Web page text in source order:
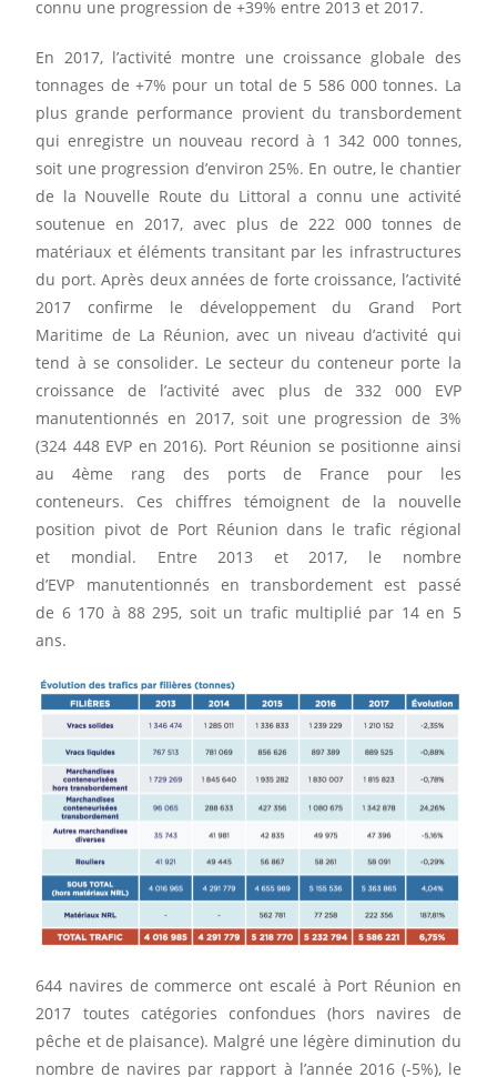
connu une progression de +39% entre 2013 et 2017.
En 2017, l’activité montre une croissance globale des
tonnages de +7% pour un total de 5 586 000 tonnes. La
plus grande performance provient du transbordement
qui enregistre un nouveau record à 1 342 000 tonnes,
soit une progression d’environ 25%. En outre, le chantier
de la Nouvelle Route du Littoral a connu une activité
soutenue en 2017, avec plus de 222 000 tonnes de
matériaux et éléments transitant par les infrastructures
du port. Après deux années de forte croissance, l’activité
2017 confirme le développement du Grand Port
Maritime de La Réunion, avec un niveau d’activité qui
tend à se consolider. Le secteur du conteneur porte la
croissance de l’activité avec plus de 332 000 EVP
manutentionnés en 2017, soit une progression de 3%
(324 448 EVP en 2016). Port Réunion se positionne ainsi
au 4ème rang des ports de France pour les
conteneurs. Ces chiffres témoignent de la nouvelle
position pivot de Port Réunion dans le trafic régional
et mondial. Entre 2013 et 2017, le nombre
d’EVP manutentionnés en transbordement est passé
de 6 170 à 88 295, soit un trafic multiplié par 14 en 5
ans.
644 navires de commerce ont escalé à Port Réunion en
2017 toutes catégories confondues (hors navires de
pêche et de plaisance). Malgré une légère diminution du
nombre de navires par rapport à l’année 2016 (-5%), le